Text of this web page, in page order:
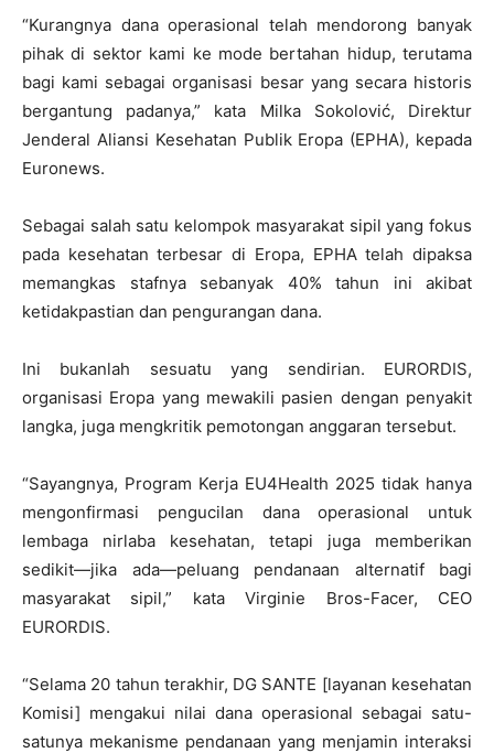
“Kurangnya dana operasional telah mendorong banyak
pihak di sektor kami ke mode bertahan hidup, terutama
bagi kami sebagai organisasi besar yang secara historis
bergantung padanya,” kata Milka Sokolović, Direktur
Jenderal Aliansi Kesehatan Publik Eropa (EPHA), kepada
Euronews.
Sebagai salah satu kelompok masyarakat sipil yang fokus
pada kesehatan terbesar di Eropa, EPHA telah dipaksa
memangkas stafnya sebanyak 40% tahun ini akibat
ketidakpastian dan pengurangan dana.
Ini bukanlah sesuatu yang sendirian. EURORDIS,
organisasi Eropa yang mewakili pasien dengan penyakit
langka, juga mengkritik pemotongan anggaran tersebut.
“Sayangnya, Program Kerja EU4Health 2025 tidak hanya
mengonfirmasi pengucilan dana operasional untuk
lembaga nirlaba kesehatan, tetapi juga memberikan
sedikit—jika ada—peluang pendanaan alternatif bagi
masyarakat sipil,” kata Virginie Bros-Facer, CEO
EURORDIS.
“Selama 20 tahun terakhir, DG SANTE [layanan kesehatan
Komisi] mengakui nilai dana operasional sebagai satu-
satunya mekanisme pendanaan yang menjamin interaksi